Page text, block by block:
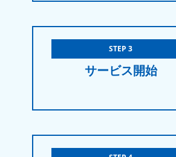
STEP 3
サービス開始